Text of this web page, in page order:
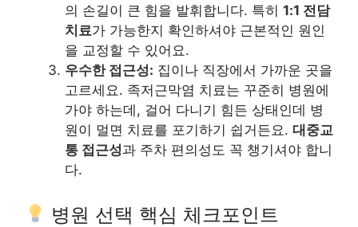
의 손길이 큰 힘을 발휘합니다. 특히 1:1 전담
치료가 가능한지 확인하셔야 근본적인 원인
을 교정할 수 있어요.
우수한 접근성: 집이나 직장에서 가까운 곳을
고르세요. 족저근막염 치료는 꾸준히 병원에
가야 하는데, 걸어 다니기 힘든 상태인데 병
원이 멀면 치료를 포기하기 쉽거든요. 대중교
통 접근성과 주차 편의성도 꼭 챙기셔야 합니
다.
병원 선택 핵심 체크포인트